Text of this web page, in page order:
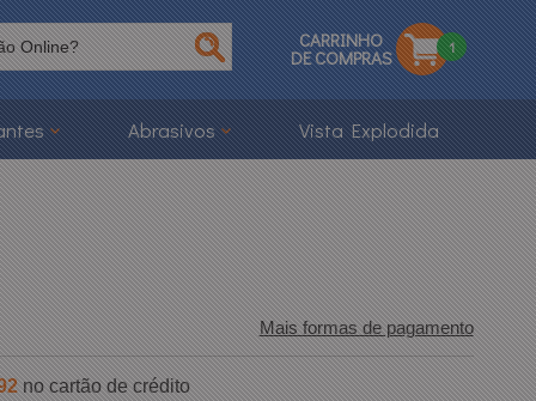
CARRINHO
DE COMPRAS 1
Abrasivos Vista Explodida
Mais formas de pagamento
no cartão de crédito